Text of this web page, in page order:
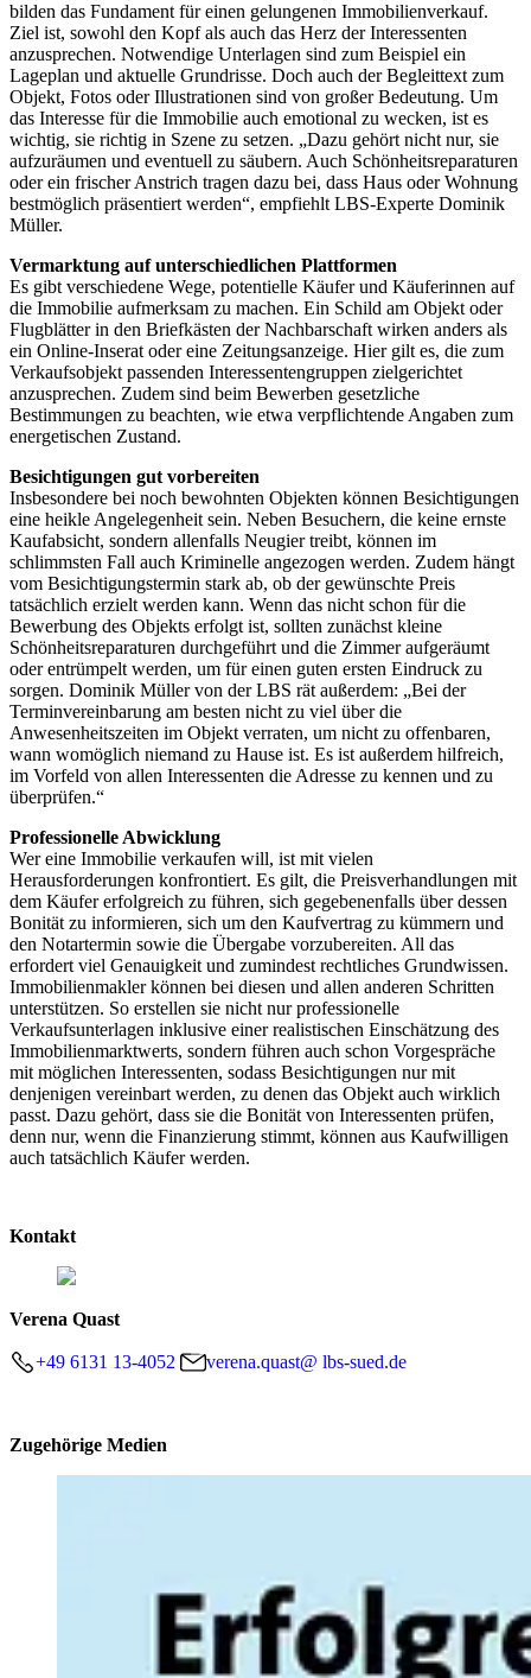
bilden das Fundament für einen gelungenen Immobilienverkauf.
Ziel ist, sowohl den Kopf als auch das Herz der Interessenten
anzusprechen. Notwendige Unterlagen sind zum Beispiel ein
Lageplan und aktuelle Grundrisse. Doch auch der Begleittext zum
Objekt, Fotos oder Illustrationen sind von großer Bedeutung. Um
das Interesse für die Immobilie auch emotional zu wecken, ist es
wichtig, sie richtig in Szene zu setzen. „Dazu gehört nicht nur, sie
aufzuräumen und eventuell zu säubern. Auch Schönheitsreparaturen
oder ein frischer Anstrich tragen dazu bei, dass Haus oder Wohnung
bestmöglich präsentiert werden“, empfiehlt LBS-Experte Dominik
Müller.
Vermarktung auf unterschiedlichen Plattformen
Es gibt verschiedene Wege, potentielle Käufer und Käuferinnen auf
die Immobilie aufmerksam zu machen. Ein Schild am Objekt oder
Flugblätter in den Briefkästen der Nachbarschaft wirken anders als
ein Online-Inserat oder eine Zeitungsanzeige. Hier gilt es, die zum
Verkaufsobjekt passenden Interessentengruppen zielgerichtet
anzusprechen. Zudem sind beim Bewerben gesetzliche
Bestimmungen zu beachten, wie etwa verpflichtende Angaben zum
energetischen Zustand.
Besichtigungen gut vorbereiten
Insbesondere bei noch bewohnten Objekten können Besichtigungen
eine heikle Angelegenheit sein. Neben Besuchern, die keine ernste
Kaufabsicht, sondern allenfalls Neugier treibt, können im
schlimmsten Fall auch Kriminelle angezogen werden. Zudem hängt
vom Besichtigungstermin stark ab, ob der gewünschte Preis
tatsächlich erzielt werden kann. Wenn das nicht schon für die
Bewerbung des Objekts erfolgt ist, sollten zunächst kleine
Schönheitsreparaturen durchgeführt und die Zimmer aufgeräumt
oder entrümpelt werden, um für einen guten ersten Eindruck zu
sorgen. Dominik Müller von der LBS rät außerdem: „Bei der
Terminvereinbarung am besten nicht zu viel über die
Anwesenheitszeiten im Objekt verraten, um nicht zu offenbaren,
wann womöglich niemand zu Hause ist. Es ist außerdem hilfreich,
im Vorfeld von allen Interessenten die Adresse zu kennen und zu
überprüfen.“
Professionelle Abwicklung
Wer eine Immobilie verkaufen will, ist mit vielen
Herausforderungen konfrontiert. Es gilt, die Preisverhandlungen mit
dem Käufer erfolgreich zu führen, sich gegebenenfalls über dessen
Bonität zu informieren, sich um den Kaufvertrag zu kümmern und
den Notartermin sowie die Übergabe vorzubereiten. All das
erfordert viel Genauigkeit und zumindest rechtliches Grundwissen.
Immobilienmakler können bei diesen und allen anderen Schritten
unterstützen. So erstellen sie nicht nur professionelle
Verkaufsunterlagen inklusive einer realistischen Einschätzung des
Immobilienmarktwerts, sondern führen auch schon Vorgespräche
mit möglichen Interessenten, sodass Besichtigungen nur mit
denjenigen vereinbart werden, zu denen das Objekt auch wirklich
passt. Dazu gehört, dass sie die Bonität von Interessenten prüfen,
denn nur, wenn die Finanzierung stimmt, können aus Kaufwilligen
auch tatsächlich Käufer werden.
Kontakt
Verena Quast
+49 6131 13-4052 verena.quast@ lbs-sued.de
Zugehörige Medien